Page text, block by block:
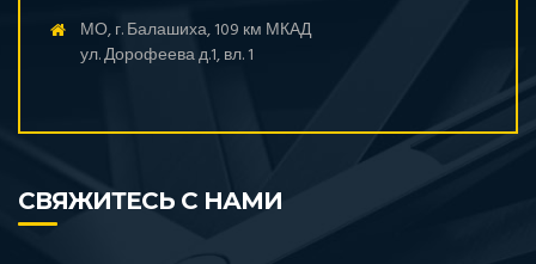
МО, г. Балашиха, 109 км МКАД
ул. Дорофеева д.1, вл. 1
СВЯЖИТЕСЬ С НАМИ